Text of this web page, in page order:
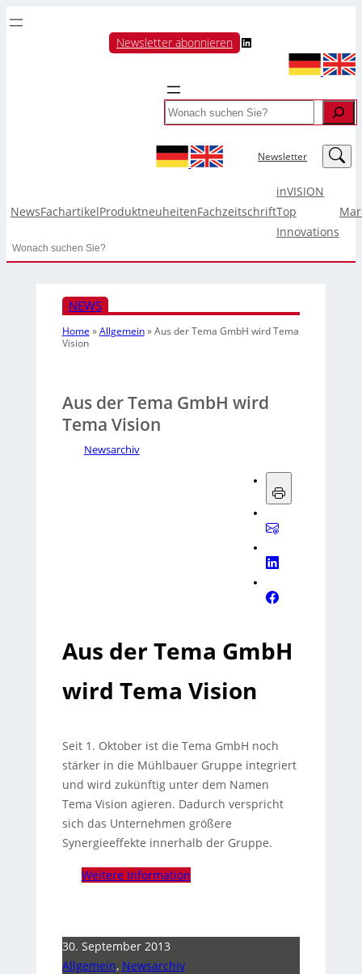
Newsletter abonnieren LinkedIn
Search
Newsletter LinkedIn
NewsFachartikelProduktneuheitenFachzeitschrift
inVISION
Top
Innovations
Search
NEWS
Home »Allgemein»Aus der Tema GmbH wird Tema
Vision
Aus der Tema GmbH wird
Tema Vision
Newsarchiv
Aus der Tema GmbH
wird Tema Vision
Seit 1. Oktober ist die Tema GmbH noch
stärker in die Mühlbauer Gruppe integriert
und wird zukünftig unter dem Namen
Tema Vision agieren. Dadurch verspricht
sich das Unternehmen größere
Synergieeffekte innerhalb der Gruppe.
Weitere Information
30. September 2013
Allgemein, Newsarchiv